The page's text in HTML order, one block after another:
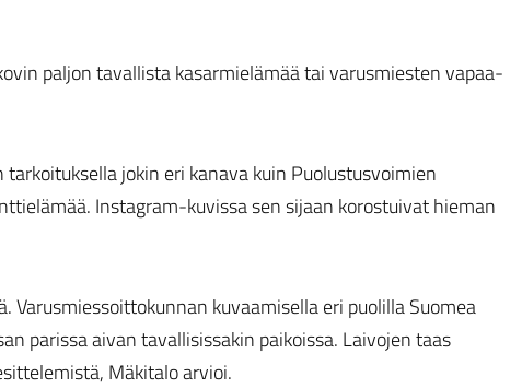
paljon tavallista kasarmielämää tai varusmiesten vapaa-
jokin eri kanava kuin Puolustusvoimien
Instagram-kuvissa sen sijaan korostuivat hieman
kuvaamisella eri puolilla Suomea
parissa aivan tavallisissakin paikoissa. Laivojen taas
Mäkitalo arvioi.